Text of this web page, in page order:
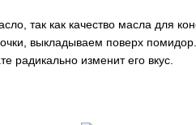
так как качество масла для
выкладываем поверх
радикально изменит его вкус.